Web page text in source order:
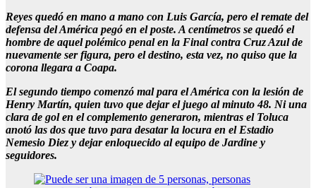
Reyes quedó en mano a mano con Luis García, pero el remate del
defensa del América pegó en el poste. A centímetros se quedó el
hombre de aquel polémico penal en la Final contra Cruz Azul de
nuevamente ser figura, pero el destino, esta vez, no quiso que la
corona llegara a Coapa.
El segundo tiempo comenzó mal para el América con la lesión de
Henry Martín, quien tuvo que dejar el juego al minuto 48. Ni una
clara de gol en el complemento generaron, mientras el Toluca
anotó las dos que tuvo para desatar la locura en el Estadio
Nemesio Diez y dejar enloquecido al equipo de Jardine y
seguidores.